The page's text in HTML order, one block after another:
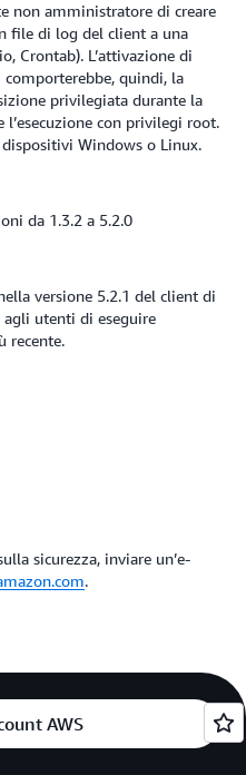
non amministratore di creare
file di log del client a una
Crontab). L’attivazione di
comporterebbe, quindi, la
privilegiata durante la
con privilegi root.
Windows o Linux.
da 1.3.2 a 5.2.0
versione 5.2.1 del client di
agli utenti di eseguire
recente.
sicurezza, inviare un’e-
.
AWS